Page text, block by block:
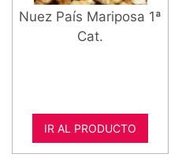
Nuez País Mariposa 1ª
Cat.
IR AL PRODUCTO